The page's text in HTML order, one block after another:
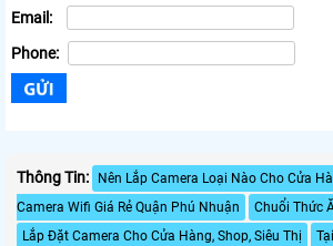
Email:
Phone:
Thông Tin: Nên Lắp Camera Loại Nào Cho Cửa
Camera Wifi Giá Rẻ Quận Phú Nhuận
Chuổi Thức
Lắp Đặt Camera Cho Cửa Hàng, Shop, Siêu Thị